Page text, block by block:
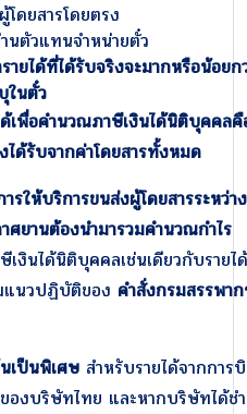
โดยสารโดยตรง
นตัวแทนจำหน่ายตั๋ว
รายได้ที่ได้รับจริงจะมากหรือน้อยก
ในตั๋ว
ด้เพื่อคำนวณภาษีเงินได้นิติบุคคลคื
ด้รับจากค่าโดยสารทั้งหมด
ารให้บริการขนส่งผู้โดยสารระหว่าง
ศยานต้องนำมารวมคำนวณกำไร
เงินได้นิติบุคคลเช่นเดียวกับรายไ
แนวปฏิบัติของ คำสั่งกรมสรรพา
เป็นพิเศษ สำหรับรายได้จากการ
องบริษัทไทย และหากบริษัทได้ช